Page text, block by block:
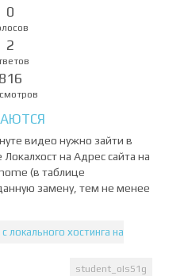
0
2
816
видео нужно зайти в
на Адрес сайта на
(в таблице
замену, тем не менее
локального хостинга на
student_oIsS1g